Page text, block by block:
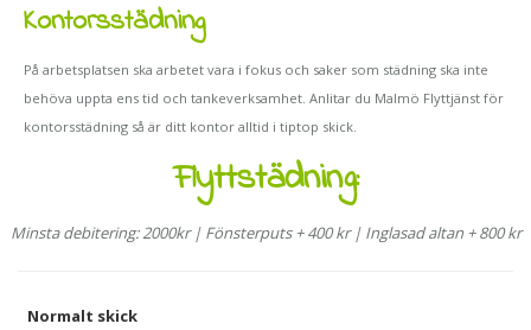
Kontorsstädning
På arbetsplatsen ska arbetet vara i fokus och saker som städning ska inte
behöva uppta ens tid och tankeverksamhet. Anlitar du Malmö Flyttjänst för
kontorsstädning så är ditt kontor alltid i tiptop skick.
Flyttstädning:
Minsta debitering: 2000kr | Fönsterputs + 400 kr | Inglasad altan + 800 kr
Normalt skick